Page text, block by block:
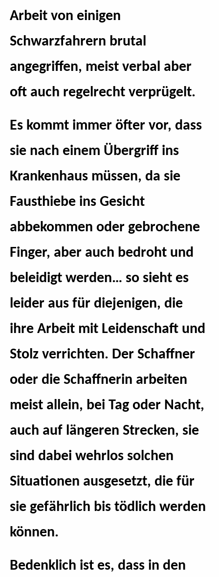
Arbeit von einigen
Schwarzfahrern brutal
angegriffen, meist verbal aber
oft auch regelrecht verprügelt.
Es kommt immer öfter vor, dass
sie nach einem Übergriff ins
Krankenhaus müssen, da sie
Fausthiebe ins Gesicht
abbekommen oder gebrochene
Finger, aber auch bedroht und
beleidigt werden… so sieht es
leider aus für diejenigen, die
ihre Arbeit mit Leidenschaft und
Stolz verrichten. Der Schaffner
oder die Schaffnerin arbeiten
meist allein, bei Tag oder Nacht,
auch auf längeren Strecken, sie
sind dabei wehrlos solchen
Situationen ausgesetzt, die für
sie gefährlich bis tödlich werden
können.
Bedenklich ist es, dass in den